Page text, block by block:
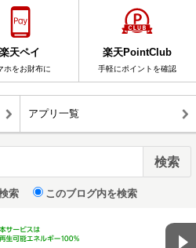
楽天ペイ
ホをお財布に
楽天PointClub
手軽にポイントを確認
アプリ一覧
索 このブログ内を検索